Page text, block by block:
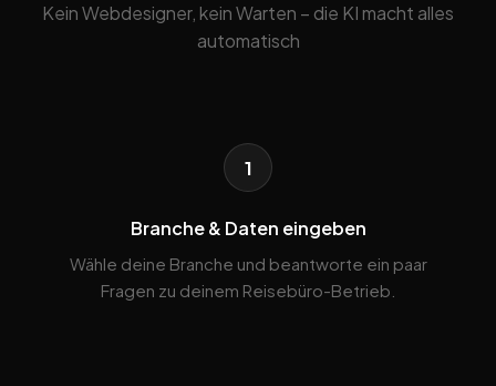
Kein Webdesigner, kein Warten – die KI macht alles
automatisch
1
Branche & Daten eingeben
Wähle deine Branche und beantworte ein paar
Fragen zu deinem Reisebüro-Betrieb.